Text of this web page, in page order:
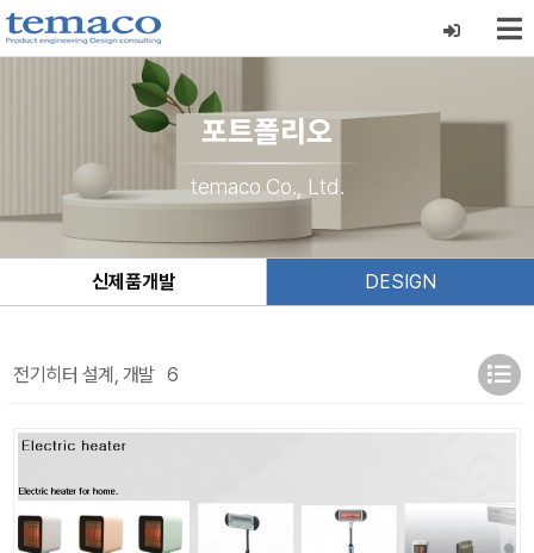
포트폴리오
temaco Co., Ltd.
신제품개발 DESIGN
전기히터 설계, 개발 6